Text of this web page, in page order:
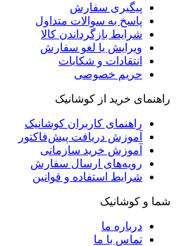
پیگیری سفارش
پاسخ به سوالات متداول
شرایط بازگرداندن کالا
ویرایش یا لغو سفارش
انتقادات و شکایات
حریم خصوصی
راهنمای خرید از کوشانیک
راهنمای کاربران کوشانیک
آموزش دریافت پیش‌فاکتور
آموزش خرید سازمانی
رویه‌های ارسال سفارش
شرایط استفاده و قوانین
شما و کوشانیک
درباره ما
تماس با ما